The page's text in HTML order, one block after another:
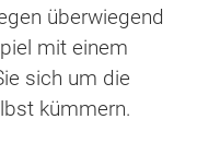
überwiegend
mit einem
sich um die
kümmern.